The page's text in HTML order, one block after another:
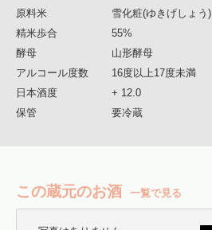
原料米
雪化粧(ゆきげしょう)
精米歩合
55%
酵母
山形酵母
アルコール度数
16度以上17度未満
日本酒度
+ 12.0
保管
要冷蔵
この蔵元のお酒 一覧で見る